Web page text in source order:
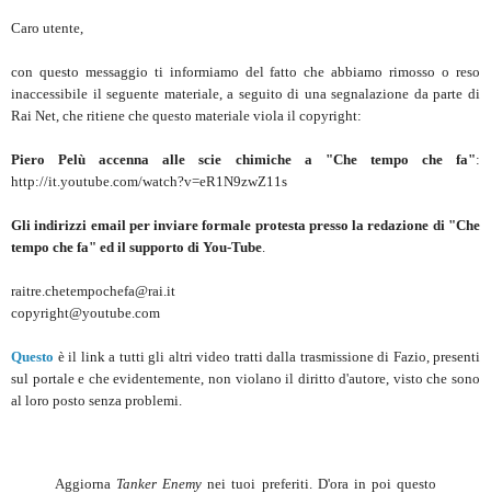
Caro utente,
con questo messaggio ti informiamo del fatto che abbiamo rimosso o reso
inaccessibile il seguente materiale, a seguito di una segnalazione da parte di
Rai Net, che ritiene che questo materiale viola il copyright:
Piero Pelù accenna alle scie chimiche a "Che tempo che fa":
http://it.youtube.com/watch?v=eR1N9zwZ11s
Gli indirizzi email per inviare formale protesta presso la redazione di "Che
tempo che fa" ed il supporto di You-Tube
raitre.chetempochefa@rai.it
copyright@youtube.com
Questo è il link a tutti gli altri video tratti dalla trasmissione di Fazio, presenti
sul portale e che evidentemente, non violano il diritto d'autore, visto che sono
al loro posto senza problemi.
Aggiorna Tanker Enemy nei tuoi preferiti. D'ora in poi questo